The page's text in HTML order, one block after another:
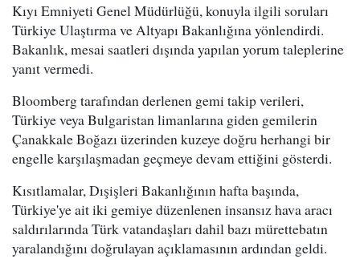
Kıyı Emniyeti Genel Müdürlüğü, konuyla ilgili soruları
Türkiye Ulaştırma ve Altyapı Bakanlığına yönlendirdi.
Bakanlık, mesai saatleri dışında yapılan yorum taleplerine
yanıt vermedi.
Bloomberg tarafından derlenen gemi takip verileri,
Türkiye veya Bulgaristan limanlarına giden gemilerin
Çanakkale Boğazı üzerinden kuzeye doğru herhangi bir
engelle karşılaşmadan geçmeye devam ettiğini gösterdi.
Kısıtlamalar, Dışişleri Bakanlığının hafta başında,
Türkiye'ye ait iki gemiye düzenlenen insansız hava aracı
saldırılarında Türk vatandaşları dahil bazı mürettebatın
yaralandığını doğrulayan açıklamasının ardından geldi.